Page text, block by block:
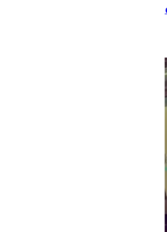
Jeep Winter Tour 2023 by